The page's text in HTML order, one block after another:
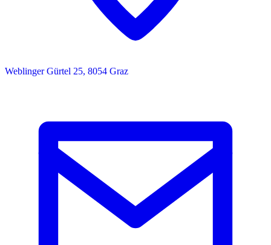
Weblinger Gürtel 25, 8054 Graz